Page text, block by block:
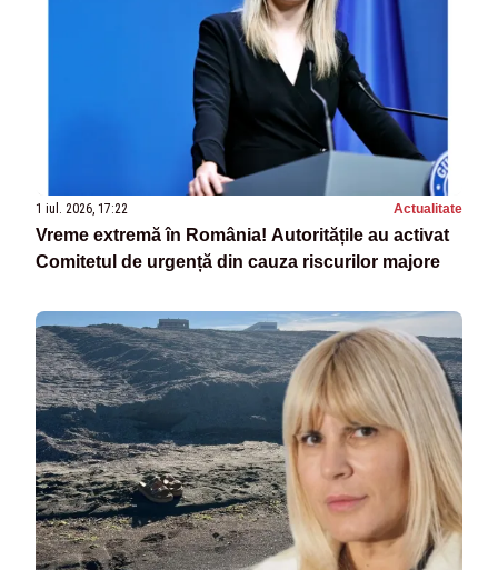
1 iul. 2026, 17:22 Actualitate
Vreme extremă în România! Autoritățile au activat
Comitetul de urgență din cauza riscurilor majore